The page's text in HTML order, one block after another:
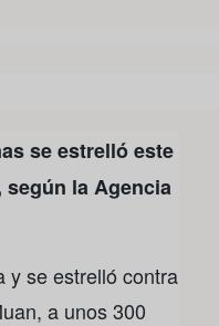
se estrelló este
según la Agencia
y se estrelló contra
a unos 300